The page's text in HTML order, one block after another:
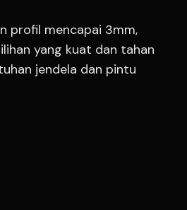
profil mencapai 3mm,
yang kuat dan tahan
jendela dan pintu